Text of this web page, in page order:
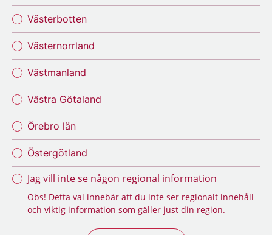
Västerbotten
Västernorrland
Västmanland
Västra Götaland
Örebro län
Östergötland
Jag vill inte se någon regional information
Obs! Detta val innebär att du inte ser regionalt innehåll
och viktig information som gäller just din region.